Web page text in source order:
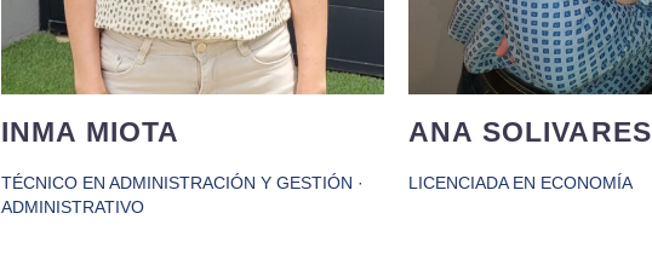
INMA MIOTA
TÉCNICO EN ADMINISTRACIÓN Y GESTIÓN ·
ADMINISTRATIVO
ANA SOLIVARES
LICENCIADA EN ECONOMÍA